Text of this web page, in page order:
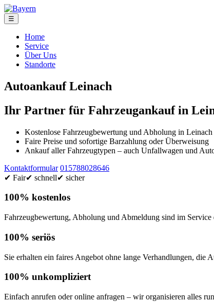
☰
Home
Service
Über Uns
Standorte
Autoankauf Leinach
Ihr Partner für Fahrzeugankauf in
Kostenlose Fahrzeugbewertung und Abholung in Leinach
Faire Preise und sofortige Barzahlung oder Überweisung
Ankauf aller Fahrzeugtypen – auch Unfallwagen und
Kontaktformular 015788028646
✔ Fair✔ schnell✔ sicher
100% kostenlos
Fahrzeugbewertung, Abholung und Abmeldung sind im Service
100% seriös
Sie erhalten ein faires Angebot ohne lange Verhandlungen, die
100% unkompliziert
Einfach anrufen oder online anfragen – wir organisieren alles